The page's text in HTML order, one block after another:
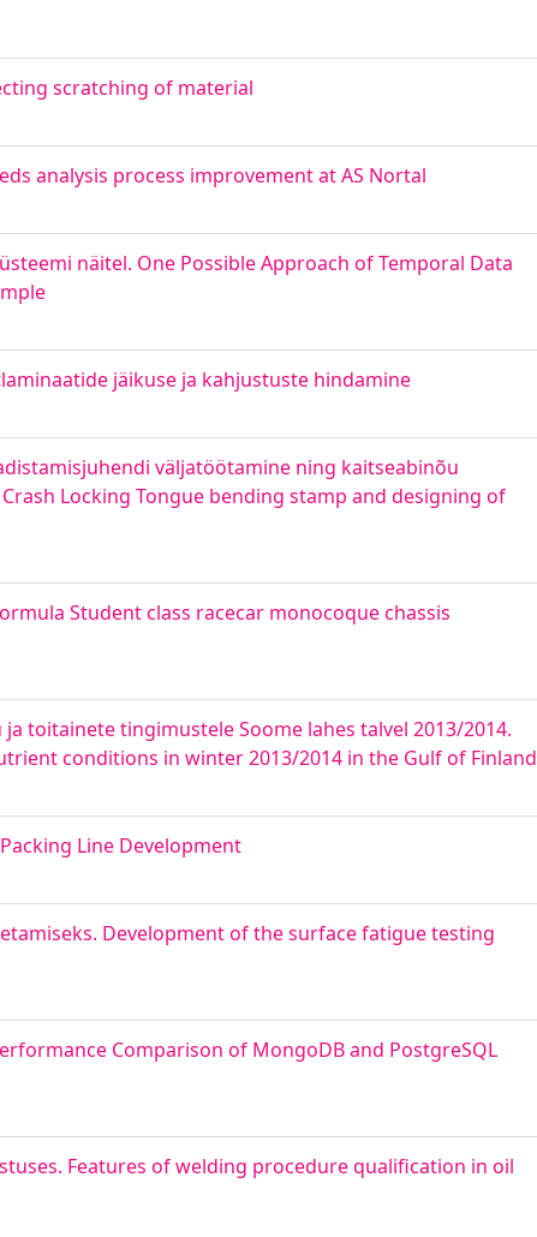
scratching of material
analysis process improvement at AS Nortal
näitel. One Possible Approach of Temporal Data
jäikuse ja kahjustuste hindamine
väljatöötamine ning kaitseabinõu
Locking Tongue bending stamp and designing of
Student class racecar monocoque chassis
toitainete tingimustele Soome lahes talvel 2013/2014.
conditions in winter 2013/2014 in the Gulf of Finland
Line Development
Development of the surface fatigue testing
Comparison of MongoDB and PostgreSQL
Features of welding procedure qualification in oil